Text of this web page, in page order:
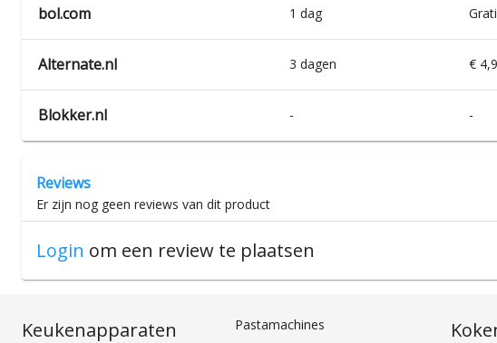
bol.com 1 dag
Alternate.nl 3 dagen €
Blokker.nl - -
Reviews
Er zijn nog geen reviews van dit product
Login om een review te plaatsen
Keukenapparaten
Pastamachines